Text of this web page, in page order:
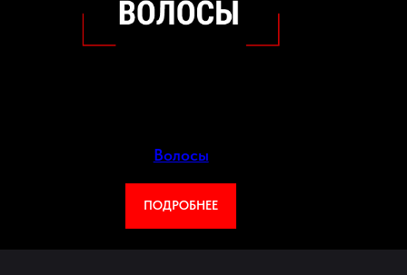
Волосы
ПОДРОБНЕЕ